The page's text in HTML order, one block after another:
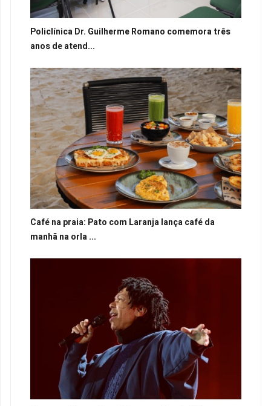
Policlínica Dr. Guilherme Romano comemora três
anos de atend...
Café na praia: Pato com Laranja lança café da
manhã na orla ...